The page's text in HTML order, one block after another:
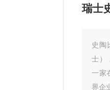
瑞士
史陶
士）
一家
界企